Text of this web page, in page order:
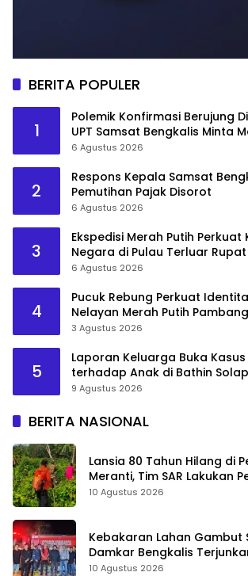
BERITA POPULER
1
Polemik Konfirmasi Berujung
UPT Samsat Bengkalis Minta
6 Agustus 2026
2
Respons Kepala Samsat
Pemutihan Pajak Disorot
6 Agustus 2026
3
Ekspedisi Merah Putih Perkuat
Negara di Pulau Terluar Rupat
6 Agustus 2026
4
Pucuk Rebung Perkuat
Nelayan Merah Putih
3 Agustus 2026
5
Laporan Keluarga Buka
terhadap Anak di Bathin
9 Agustus 2026
BERITA NASIONAL
Lansia 80 Tahun Hilang di
Meranti, Tim SAR Lakukan
10 Agustus 2026
Kebakaran Lahan Gambut
Damkar Bengkalis
Pemadam
10 Agustus 2026